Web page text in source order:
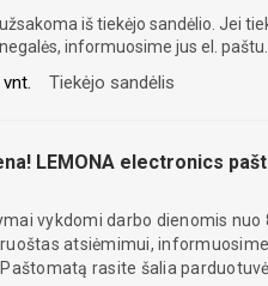
iš tiekėjo sandėlio. Jei
informuosime jus el. paštu.
Tiekėjo sandėlis
LEMONA electronics
vykdomi darbo dienomis nuo
atsiėmimui, informuosime
rasite šalia